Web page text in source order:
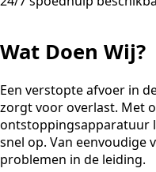
Wat Doen Wij?
Een verstopte afvoer in
zorgt voor overlast. Met
ontstoppingsapparatuur
snel op. Van eenvoudige
problemen in de leiding.